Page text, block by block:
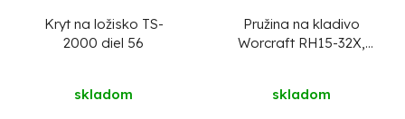
Kryt na ložisko TS-
2000 diel 56
skladom
Pružina na kladivo
Worcraft RH15-32X,
skladom